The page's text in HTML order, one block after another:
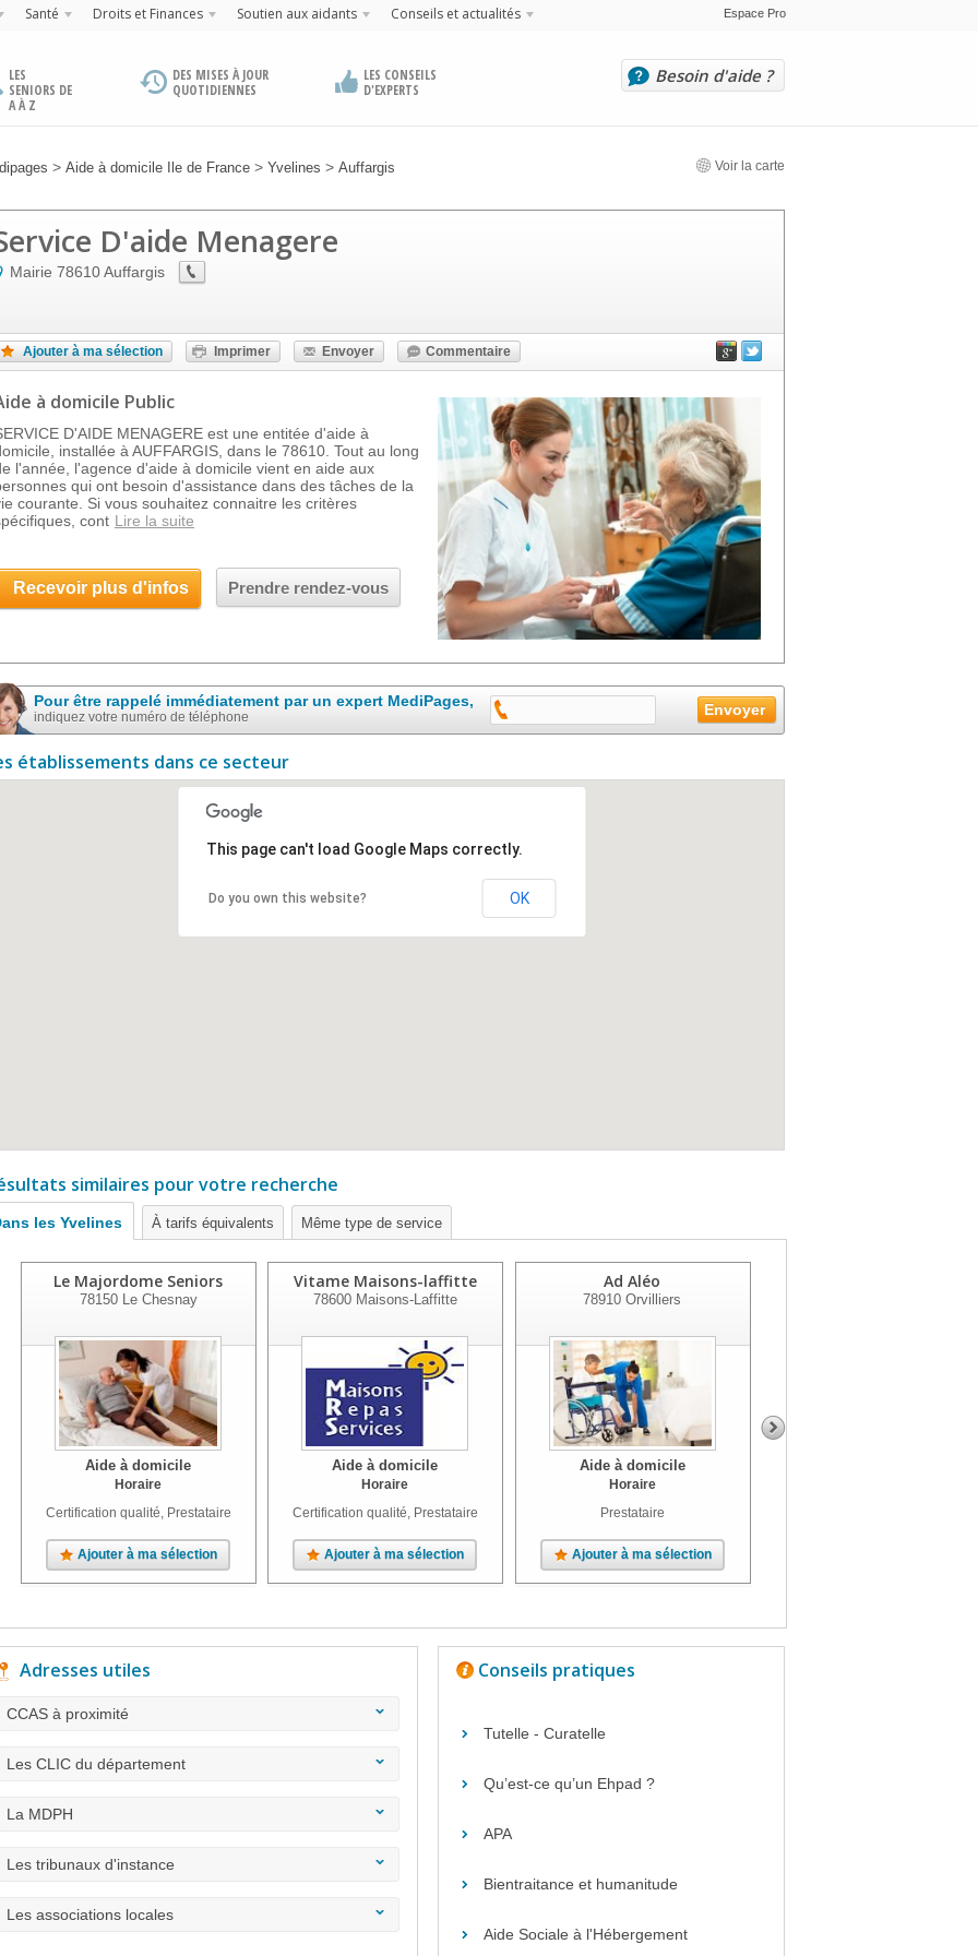
Santé Droits et Finances Soutien aux aidants Conseils et actualités Espace Pro
LES
SENIORS DE
A À Z
DES MISES À JOUR
QUOTIDIENNES
LES CONSEILS
D'EXPERTS
Besoin d'aide ?
> Aide à domicile Ile de France > Yvelines > Auffargis Voir la carte
D'aide Menagere
Mairie 78610Auffargis
Ajouter à ma sélection Imprimer Envoyer Commentaire
à domicile Public
D'AIDE MENAGERE est une entitée d'aide à
installée à AUFFARGIS, dans le 78610. Tout au long
l'année, l'agence d'aide à domicile vient en aide aux
qui ont besoin d'assistance dans des tâches de la
courante. Si vous souhaitez connaitre les critères
cont Lire la suite
Recevoir plus d'infos Prendre rendez-vous
Pour être rappelé immédiatement par un expert MediPages,
indiquez votre numéro de téléphone
établissements dans ce secteur
This page can't load Google Maps correctly.
Do you own this website? OK
similaires pour votre recherche
les Yvelines À tarifs équivalents Même type de service
Le Majordome Seniors
78150Le Chesnay
Aide à domicile
Horaire
Certification qualité, Prestataire
Ajouter à ma sélection
Vitame Maisons-laffitte
78600Maisons-Laffitte
Aide à domicile
Horaire
Certification qualité, Prestataire
Ajouter à ma sélection
Ad Aléo
78910 Orvilliers
Aide à domicile
Horaire
Prestataire
Ajouter à ma sélection
Adresses utiles
CCAS à proximité
Les CLIC du département
La MDPH
Les tribunaux d'instance
Les associations locales
Conseils pratiques
Tutelle - Curatelle
Qu’est-ce qu’un Ehpad ?
APA
Bientraitance et humanitude
Aide Sociale à l'Hébergement